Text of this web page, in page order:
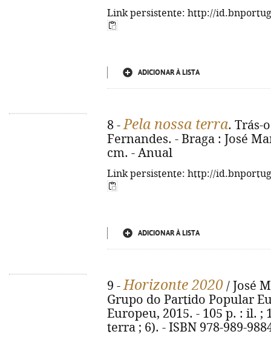
Link persistente: http://
ADICIONAR À LISTA
8 -Pela nossa terra. Trás-
Fernandes. - Braga : José
cm. - Anual
Link persistente: http://
ADICIONAR À LISTA
9 -Horizonte 2020 / José
Grupo do Partido Popular
Europeu, 2015. - 105 p. : il. ;
terra ; 6). - ISBN 978-989-